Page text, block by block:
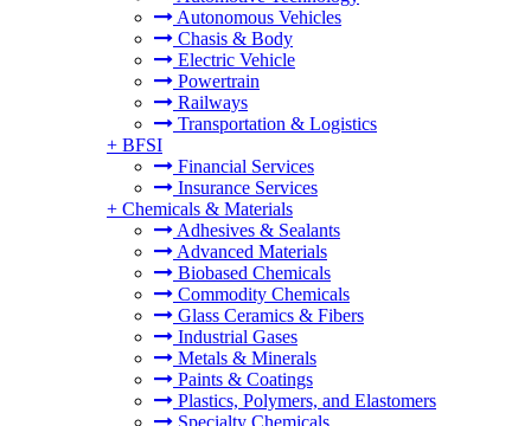
Autonomous Vehicles
Chasis & Body
Electric Vehicle
Powertrain
Railways
Transportation & Logistics
+ BFSI
Financial Services
Insurance Services
+ Chemicals & Materials
Adhesives & Sealants
Advanced Materials
Biobased Chemicals
Commodity Chemicals
Glass Ceramics & Fibers
Industrial Gases
Metals & Minerals
Paints & Coatings
Plastics, Polymers, and Elastomers
Specialty Chemicals